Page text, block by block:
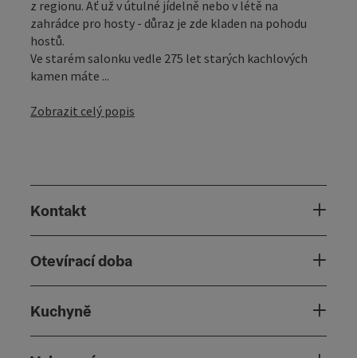
z regionu. Ať už v útulné jídelně nebo v létě na
zahrádce pro hosty - důraz je zde kladen na pohodu
hostů.
Ve starém salonku vedle 275 let starých kachlových
kamen máte ...
Zobrazit celý popis
Kontakt
Otevírací doba
Kuchyně